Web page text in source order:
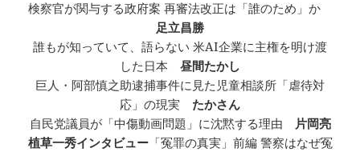
検察官が関与する政府案 再審法改正は「誰のため」か
足立昌勝
誰もが知っていて、語らない 米AI企業に主権を明け渡
した日本 昼間たかし
巨人・阿部慎之助逮捕事件に見た児童相談所「虐待対
応」の現実 たかさん
自民党議員が「中傷動画問題」に沈黙する理由 片岡亮
植草一秀インタビュー「冤罪の真実」前編 警察はなぜ冤